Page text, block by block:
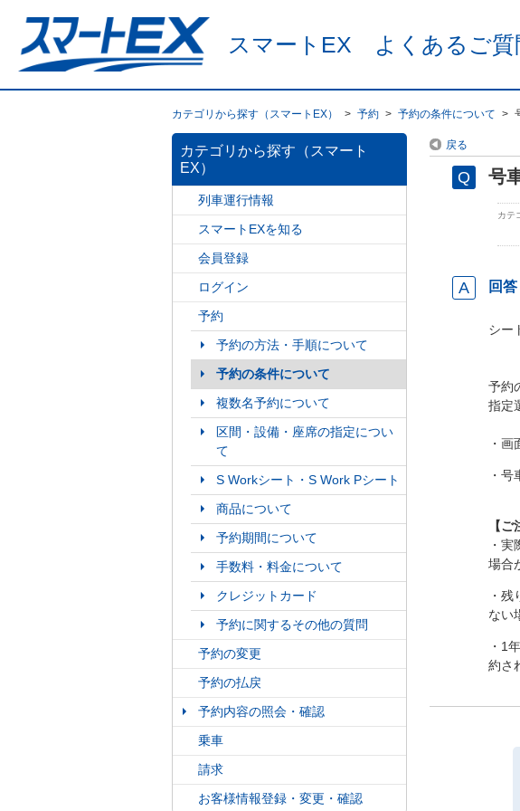
スマートEX よくあるご質
カテゴリから探す（スマートEX） > 予約 > 予約の条件について >
カテゴリから探す（スマート
EX）
列車運行情報
スマートEXを知る
会員登録
ログイン
予約
予約の方法・手順について
予約の条件について
複数名予約について
区間・設備・座席の指定につい
て
S Workシート・S Work Pシート
商品について
予約期間について
手数料・料金について
クレジットカード
予約に関するその他の質問
予約の変更
予約の払戻
予約内容の照会・確認
乗車
請求
お客様情報登録・変更・確認
戻る
号
カテ
回答
シー
予約
指定
・
・号
【ご
・
場合
・
ない
・1
約さ